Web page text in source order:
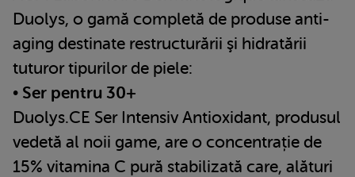
Duolys, o gamă completă de produse anti-
aging destinate restructurării şi hidratării
tuturor tipurilor de piele:
• Ser pentru 30+
Duolys.CE Ser Intensiv Antioxidant, produsul
vedetă al noii game, are o concentrație de
15% vitamina C pură stabilizată care, alături